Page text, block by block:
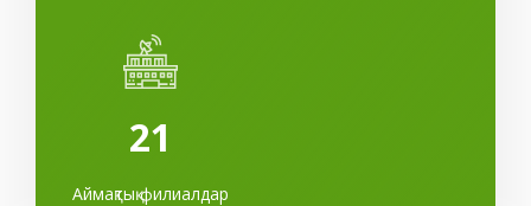
21
Аймақтық филиалдар